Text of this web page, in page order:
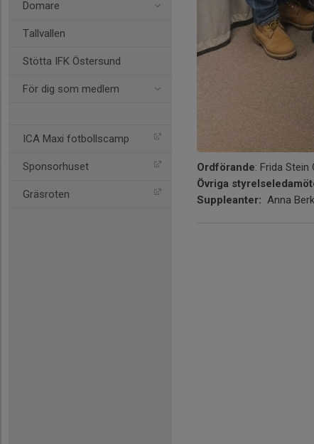
Domare
Tallvallen
Stötta IFK Östersund
För dig som medlem
ICA Maxi fotbollscamp
Sponsorhuset
Gräsroten
Ordförande: Frida Stein
Övriga
Suppleanter: Anna